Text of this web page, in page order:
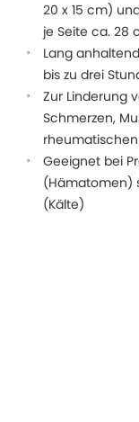
20 x 15 cm)
je Seite ca. 28
Lang
bis zu drei
Zur Linderung
Schmerzen,
Geeignet bei
(Hämatomen)
(Kälte)